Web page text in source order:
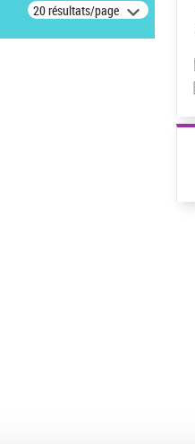
20 résultats/page